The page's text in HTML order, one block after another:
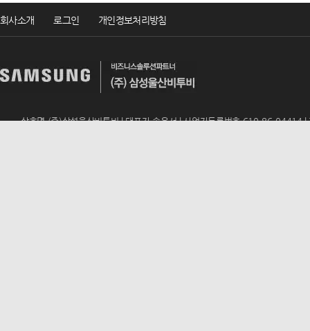
회사소개 로그인 개인정보처리방침
상호명 (주)삼성울산비투비 | 대표자 송윤서 | 사업자등록번호 610-86-